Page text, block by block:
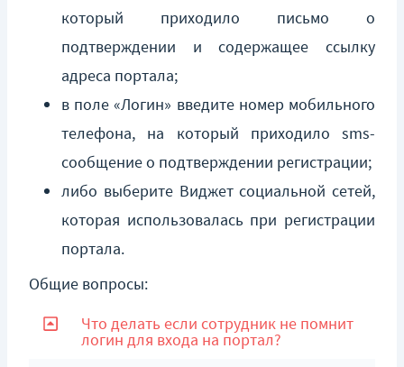
который приходило письмо о
подтверждении и содержащее ссылку
адреса портала;
в поле «Логин» введите номер мобильного
телефона, на который приходило sms-
сообщение о подтверждении регистрации;
либо выберите Виджет социальной сетей,
которая использовалась при регистрации
портала.
Общие вопросы:
Что делать если сотрудник не помнит
логин для входа на портал?